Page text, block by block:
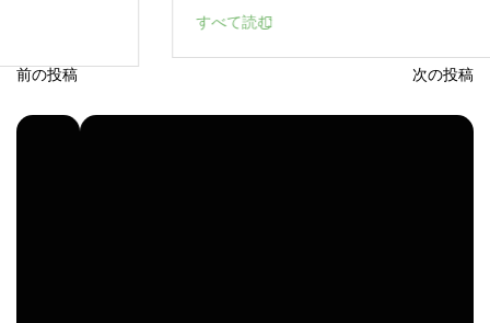
投
前の投稿 次の投稿